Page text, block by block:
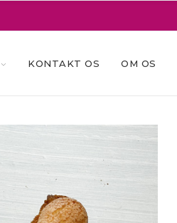
KONTAKT OS OM OS